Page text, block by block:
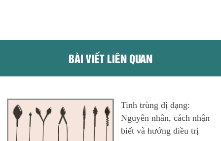
BÀI VIẾT LIÊN QUAN
Tinh trùng dị dạng:
Nguyên nhân, cách nhận
biết và hướng điều trị